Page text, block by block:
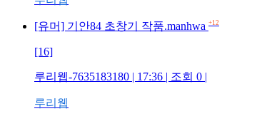
[유머] 기안84 초창기 작품.manhwa +12
[16]
루리웹-7635183180 | 17:36 | 조회 0 |
루리웹